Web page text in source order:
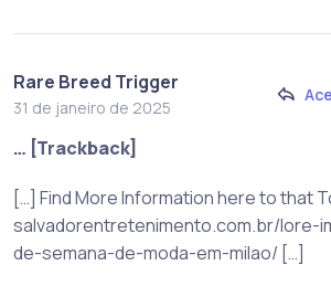
Rare Breed Trigger
31 de janeiro de 2025
… [Trackback]
[…] Find More Information here to that
salvadorentretenimento.com.br/lore-
de-semana-de-moda-em-milao/ […]